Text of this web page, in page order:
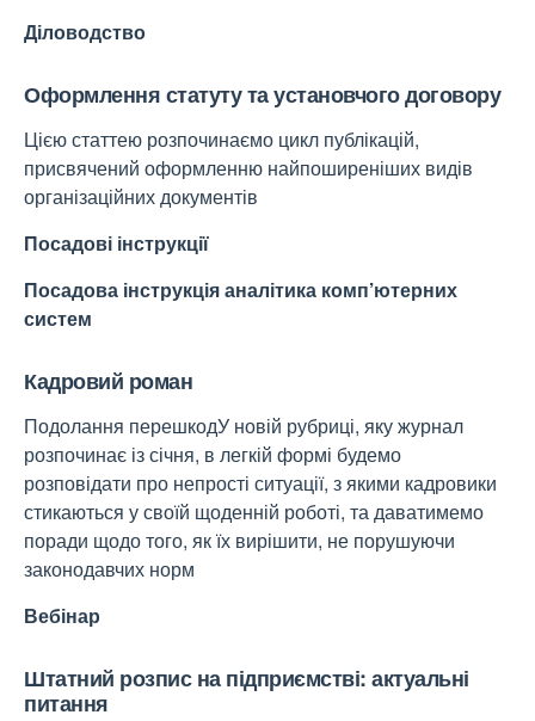
Діловодство
Оформлення статуту та установчого договору
Цією статтею розпочинаємо цикл публікацій,
присвячений оформленню найпоширеніших видів
організаційних документів
Посадові інструкції
Посадова інструкція аналітика комп’ютерних
систем
Кадровий роман
Подолання перешкодУ новій рубриці, яку журнал
розпочинає із січня, в легкій формі будемо
розповідати про непрості ситуації, з якими кадровики
стикаються у своїй щоденній роботі, та даватимемо
поради щодо того, як їх вирішити, не порушуючи
законодавчих норм
Вебінар
Штатний розпис на підприємстві: актуальні
питання